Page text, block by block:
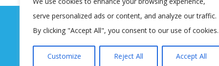
serve personalized ads or content, and analyze our traffic.
By clicking "Accept All", you consent to our use of cookies.
Customize Reject All Accept All